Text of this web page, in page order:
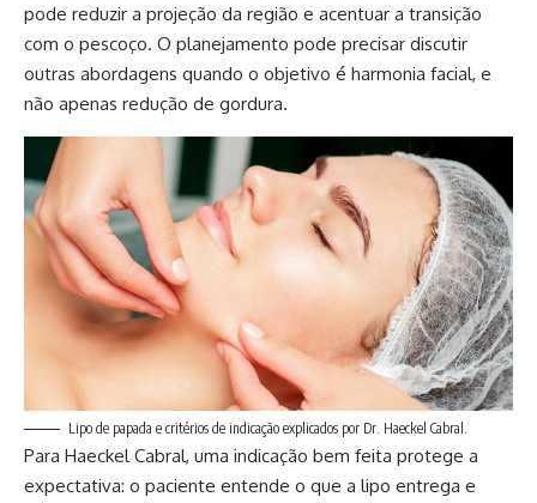
pode reduzir a projeção da região e acentuar a transição
com o pescoço. O planejamento pode precisar discutir
outras abordagens quando o objetivo é harmonia facial, e
não apenas redução de gordura.
Lipo de papada e critérios de indicação explicados por Dr. Haeckel Cabral.
Para Haeckel Cabral, uma indicação bem feita protege a
expectativa: o paciente entende o que a lipo entrega e